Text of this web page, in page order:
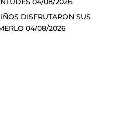
DISFRUTARON SUS
04/08/2026